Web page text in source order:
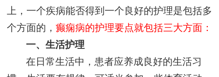
上，一个疾病能否得到一个良好的护理是包括多
个方面的， 癫痫病的护理要点就包括三大方面：
一、生活护理
在日常生活中，患者应养成良好的生活习